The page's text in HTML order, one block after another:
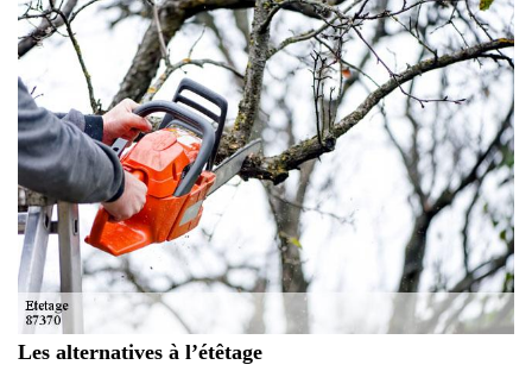
Les alternatives à l’étêtage